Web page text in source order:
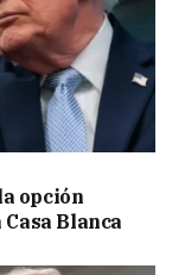
opción
Blanca